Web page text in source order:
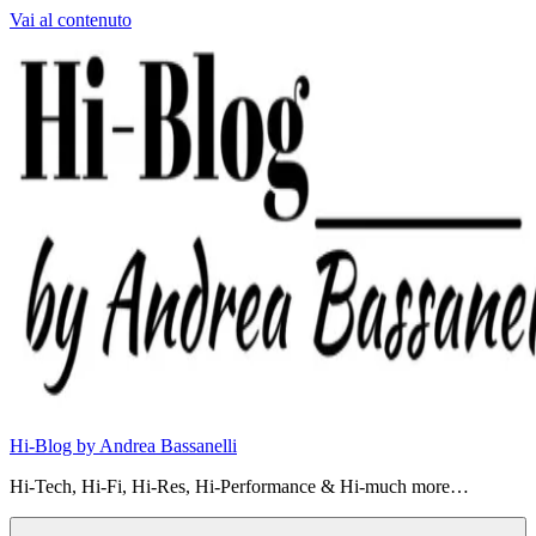
Vai al contenuto
Hi-Blog by Andrea Bassanelli
Hi-Tech, Hi-Fi, Hi-Res, Hi-Performance & Hi-much more…